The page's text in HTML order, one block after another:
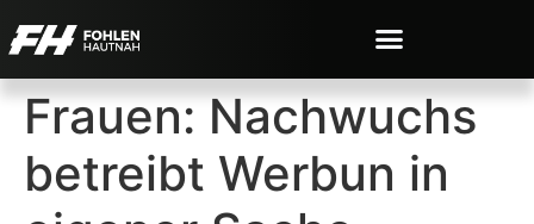
Frauen: Nachwuchs
betreibt Werbun in